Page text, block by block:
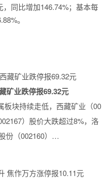
同比增加146.74%；基本每
。
矿业跌停报69.32元
板块持续走低，西藏矿业（00
）股价大跌超过8%，洛
份（002160）…